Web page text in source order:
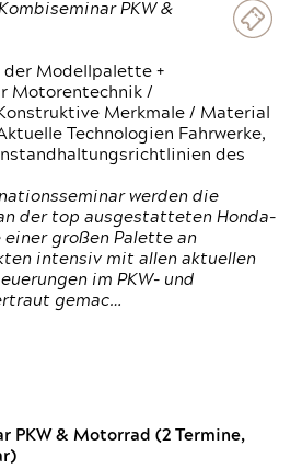
PKW &
der Modellpalette +
Motorentechnik /
Merkmale / Material
Technologien Fahrwerke,
des
werden die
der top ausgestatteten Honda-
großen Palette an
intensiv mit allen aktuellen
im PKW- und
gemac…
PKW & Motorrad (2 Termine,